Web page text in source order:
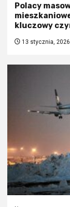
Polacy
kluczowy
13 stycznia, 2026